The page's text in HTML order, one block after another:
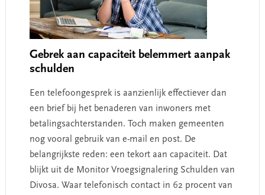
Gebrek aan capaciteit belemmert aanpak
schulden
Een telefoongesprek is aanzienlijk effectiever dan
een brief bij het benaderen van inwoners met
betalingsachterstanden. Toch maken gemeenten
nog vooral gebruik van e-mail en post. De
belangrijkste reden: een tekort aan capaciteit. Dat
blijkt uit de Monitor Vroegsignalering Schulden van
Divosa. Waar telefonisch contact in 62 procent van